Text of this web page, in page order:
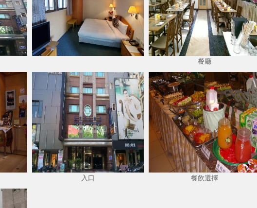
餐廳
入口 餐飲選擇